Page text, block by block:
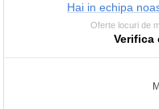
Hai in echipa
Oferte locuri de
Verifica